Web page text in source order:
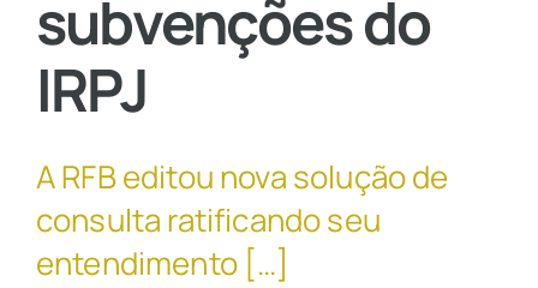
Serviços
Contato Comercial
subvenções do
IRPJ
A RFB editou nova solução de
consulta ratificando seu
entendimento […]